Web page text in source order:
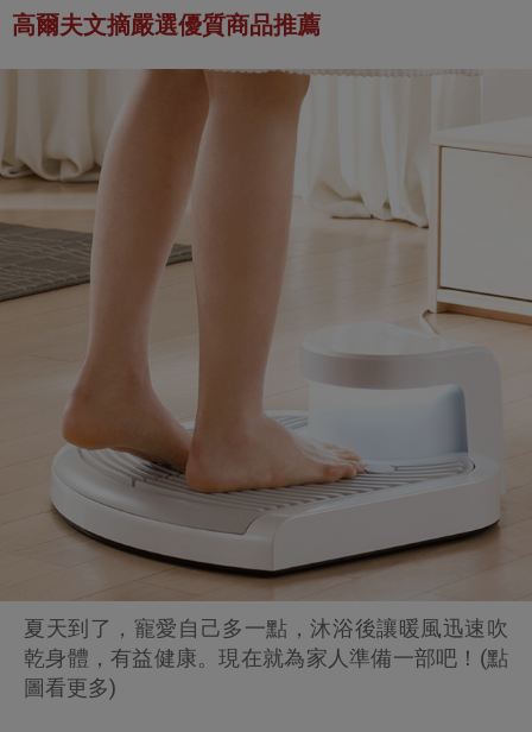
高爾夫文摘嚴選優質商品推薦
夏天到了，寵愛自己多一點，沐浴後讓暖風迅速吹
乾身體，有益健康。現在就為家人準備一部吧！(點
圖看更多)